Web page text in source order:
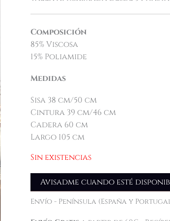
Composición
85% Viscosa
15% Poliamide
Medidas
Sisa 38 cm/50 cm
Cintura 39 cm/46 cm
Cadera 60 cm
Largo 105 cm
Sin existencias
Avisadme cuando esté
Envío - Península (España y